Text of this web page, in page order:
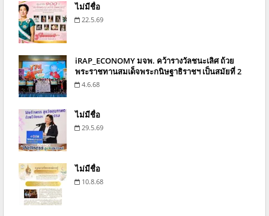
ไม่มีชื่อ
22.5.69
iRAP_ECONOMY มจพ. คว้ารางวัลชนะเลิศ ถ้วย
พระราชทานสมเด็จพระกนิษฐาธิราชฯ เป็นสมัยที่ 2
4.6.68
ไม่มีชื่อ
29.5.69
ไม่มีชื่อ
10.8.68